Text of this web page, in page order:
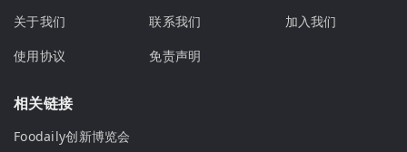
关于我们 联系我们
加入我们
使用协议
免责声明
相关链接
Foodaily创新博览会